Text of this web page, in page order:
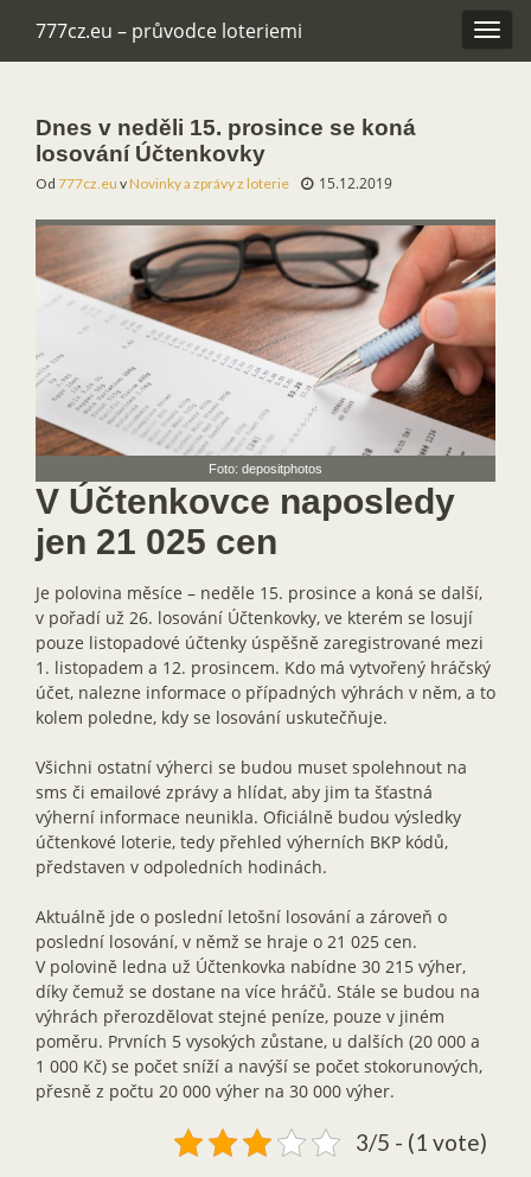
777cz.eu – průvodce loteriemi
Dnes v neděli 15. prosince se koná
losování Účtenkovky
Od 777cz.eu vNovinky a zprávy z loterie 15.12.2019
Foto: depositphotos
V Účtenkovce naposledy
jen 21 025 cen
Je polovina měsíce – neděle 15. prosince a koná se další,
v pořadí už 26. losování Účtenkovky, ve kterém se losují
pouze listopadové účtenky úspěšně zaregistrované mezi
1. listopadem a 12. prosincem. Kdo má vytvořený hráčský
účet, nalezne informace o případných výhrách v něm, a to
kolem poledne, kdy se losování uskutečňuje.
Všichni ostatní výherci se budou muset spolehnout na
sms či emailové zprávy a hlídat, aby jim ta šťastná
výherní informace neunikla. Oficiálně budou výsledky
účtenkové loterie, tedy přehled výherních BKP kódů,
představen v odpoledních hodinách.
Aktuálně jde o poslední letošní losování a zároveň o
poslední losování, v němž se hraje o 21 025 cen.
V polovině ledna už Účtenkovka nabídne 30 215 výher,
díky čemuž se dostane na více hráčů. Stále se budou na
výhrách přerozdělovat stejné peníze, pouze v jiném
poměru. Prvních 5 vysokých zůstane, u dalších (20 000 a
1 000 Kč) se počet sníží a navýší se počet stokorunových,
přesně z počtu 20 000 výher na 30 000 výher.
3/5 - (1 vote)